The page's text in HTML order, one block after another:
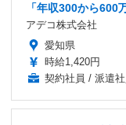
「年収300から600
アデコ株式会社
愛知県
時給1,420円
契約社員 / 派遣社